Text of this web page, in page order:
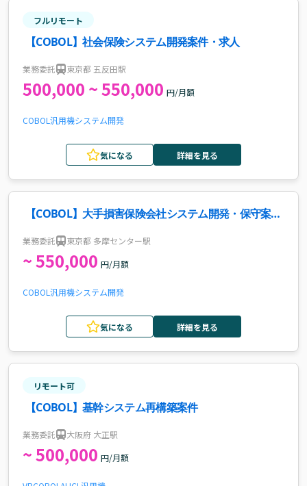
フルリモート
【COBOL】社会保険システム開発案件・求人
業務委託 東京都 五反田駅
500,000 ~ 550,000 円/月額
COBOL 汎用機システム開発
気になる 詳細を見る
【COBOL】大手損害保険会社システム開発・保守案
業務委託 東京都 多摩センター駅
~ 550,000 円/月額
COBOL 汎用機システム開発
気になる 詳細を見る
リモート可
【COBOL】基幹システム再構築案件
業務委託 大阪府 大正駅
~ 500,000 円/月額